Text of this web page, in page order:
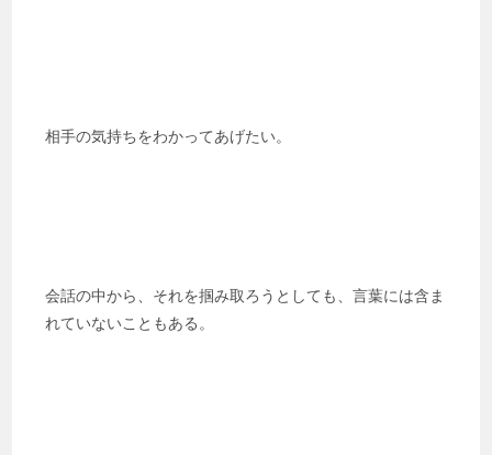
相手の気持ちをわかってあげたい。
会話の中から、それを掴み取ろうとしても、言葉には含ま
れていないこともある。